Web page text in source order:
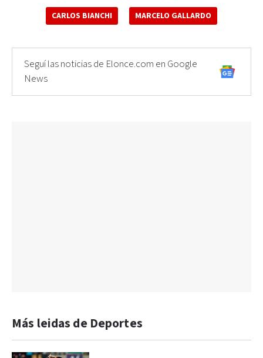
CARLOS BIANCHI MARCELO GALLARDO
Seguí las noticias de Elonce.com en Google
News
Más leidas de Deportes